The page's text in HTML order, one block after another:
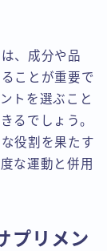
、成分や品
ことが重要で
トを選ぶこと
るでしょう。
役割を果たす
な運動と併用
プリメン